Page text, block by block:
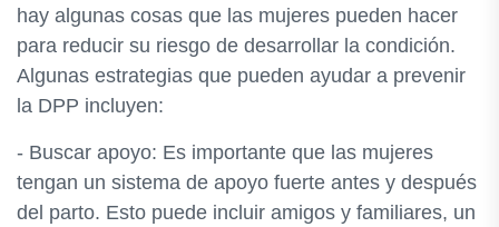
hay algunas cosas que las mujeres pueden hacer
para reducir su riesgo de desarrollar la condición.
Algunas estrategias que pueden ayudar a prevenir
la DPP incluyen:
- Buscar apoyo: Es importante que las mujeres
tengan un sistema de apoyo fuerte antes y después
del parto. Esto puede incluir amigos y familiares, un